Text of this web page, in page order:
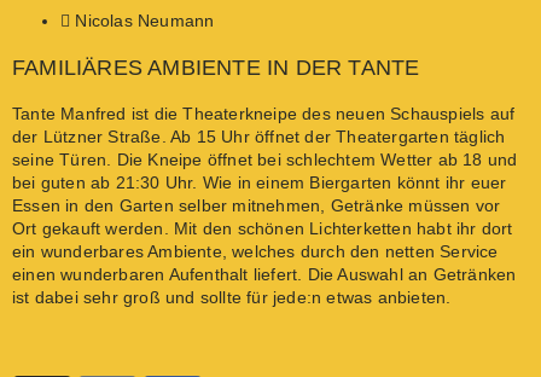
Nicolas Neumann
FAMILIÄRES AMBIENTE IN DER TANTE
Tante Manfred ist die Theaterkneipe des neuen Schauspiels auf
der Lützner Straße. Ab 15 Uhr öffnet der Theatergarten täglich
seine Türen. Die Kneipe öffnet bei schlechtem Wetter ab 18 und
bei guten ab 21:30 Uhr. Wie in einem Biergarten könnt ihr euer
Essen in den Garten selber mitnehmen, Getränke müssen vor
Ort gekauft werden. Mit den schönen Lichterketten habt ihr dort
ein wunderbares Ambiente, welches durch den netten Service
einen wunderbaren Aufenthalt liefert. Die Auswahl an Getränken
ist dabei sehr groß und sollte für jede:n etwas anbieten.